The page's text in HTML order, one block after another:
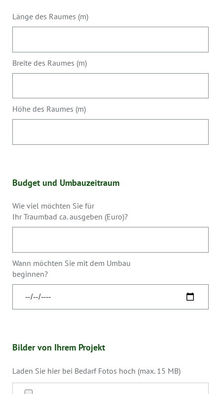
Länge des Raumes (m)
Breite des Raumes (m)
Höhe des Raumes (m)
Budget und Umbauzeitraum
Wie viel möchten Sie für
Ihr Traumbad ca. ausgeben (Euro)?
Wann möchten Sie mit dem Umbau
beginnen?
Bilder von Ihrem Projekt
Laden Sie hier bei Bedarf Fotos hoch (max. 15 MB)